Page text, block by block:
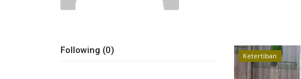
Following (0)
Ketertiban